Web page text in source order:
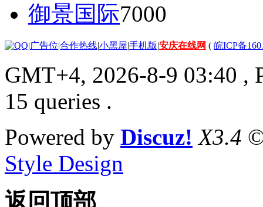
御景国际7000
|广告位|合作热线|小黑屋|手机版|安庆在线网 ( 皖ICP备
GMT+4, 2026-8-9 03:40 ,
15 queries .
Powered by Discuz! X3.4
Style Design
返回顶部